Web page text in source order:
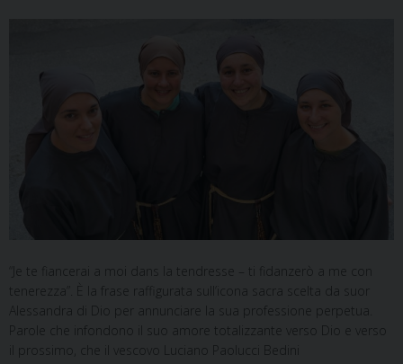
“Je te fiancerai a moi dans la tendresse – ti fidanzerò a me con
tenerezza”. È la frase raffigurata sull’icona sacra scelta da suor
Alessandra di Dio per annunciare la sua professione perpetua.
Parole che infondono il suo amore totalizzante verso Dio e verso
il prossimo, che il vescovo Luciano Paolucci Bedini